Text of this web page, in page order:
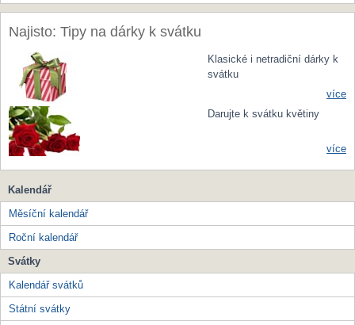
Najisto: Tipy na dárky k svátku
Klasické i netradiční dárky k
svátku
více
Darujte k svátku květiny
více
Kalendář
Měsíční kalendář
Roční kalendář
Svátky
Kalendář svátků
Státní svátky